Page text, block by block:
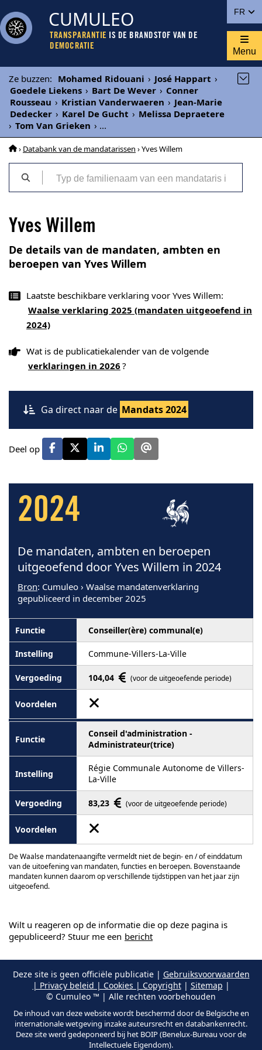
FR
CUMULEO
TRANSPARANTIE IS DE BRANDSTOF VAN DE
DEMOCRATIE
Menu
Ze buzzen: Mohamed Ridouani › José Happart ›
Goedele Liekens › Bart De Wever › Conner
Rousseau › Kristian Vanderwaeren › Jean-Marie
Dedecker › Karel De Gucht › Melissa Depraetere
› Tom Van Grieken › ...
› Databank van de mandatarissen › Yves Willem
Yves Willem
De details van de mandaten, ambten en
beroepen van Yves Willem
Laatste beschikbare verklaring voor Yves Willem:
Waalse verklaring 2025 (mandaten uitgeoefend in
2024)
Wat is de publicatiekalender van de volgende
verklaringen in 2026 ?
Ga direct naar de Mandats 2024
Deel op
2024
De mandaten, ambten en beroepen
uitgeoefend door Yves Willem in 2024
Bron: Cumuleo › Waalse mandatenverklaring
gepubliceerd in december 2025
Conseiller(ère) communal(e)
Commune-Villers-La-Ville
104,04 (voor de uitgeoefende periode)
Conseil d'administration -
Administrateur(trice)
Régie Communale Autonome de Villers-
La-Ville
83,23 (voor de uitgeoefende periode)
De Waalse mandatenaangifte vermeldt niet de begin- en / of einddatum
van de uitoefening van mandaten, functies en beroepen. Bovenstaande
mandaten kunnen daarom op verschillende tijdstippen van het jaar zijn
uitgeoefend.
Wilt u reageren op de informatie die op deze pagina is
gepubliceerd? Stuur me een bericht
Deze site is geen officiële publicatie | Gebruiksvoorwaarden
| Privacy beleid | Cookies | Copyright| Sitemap |
© Cumuleo ™ | Alle rechten voorbehouden
De inhoud van deze website wordt beschermd door de Belgische en
internationale wetgeving inzake auteursrecht en databankenrecht.
Deze site werd gedeponeerd bij het BOIP (Benelux-Bureau voor de
Intellectuele Eigendom).